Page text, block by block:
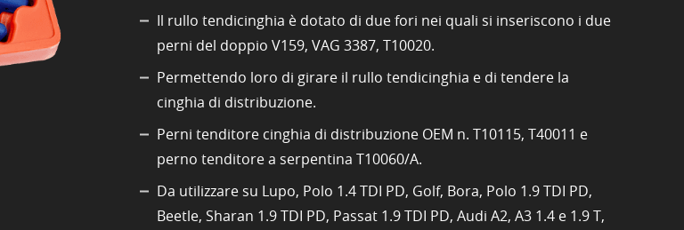
Il rullo tendicinghia è dotato di due fori nei quali si inseriscono i due
perni del doppio V159, VAG 3387, T10020.
Permettendo loro di girare il rullo tendicinghia e di tendere la
cinghia di distribuzione.
Perni tenditore cinghia di distribuzione OEM n. T10115, T40011 e
perno tenditore a serpentina T10060/A.
Da utilizzare su Lupo, Polo 1.4 TDI PD, Golf, Bora, Polo 1.9 TDI PD,
Beetle, Sharan 1.9 TDI PD, Passat 1.9 TDI PD, Audi A2, A3 1.4 e 1.9 T,